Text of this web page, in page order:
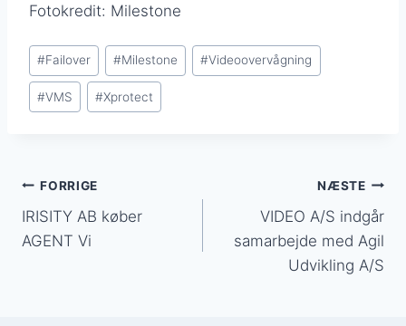
Fotokredit: Milestone
Indlæg-
tags:
#Failover #Milestone #Videoovervågning
#VMS #Xprotect
Indlægsnavigation
FORRIGE
IRISITY AB køber
AGENT Vi
NÆSTE
VIDEO A/S indgår
samarbejde med Agil
Udvikling A/S